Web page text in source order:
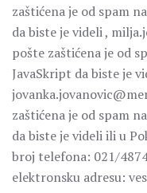
zaštićena je od spam
da biste je videli ,
pošte zaštićena je od
JavaSkript da biste je
zaštićena je od spam
da biste je videli ili u
broj telefona: 021/
elektronsku adresu: